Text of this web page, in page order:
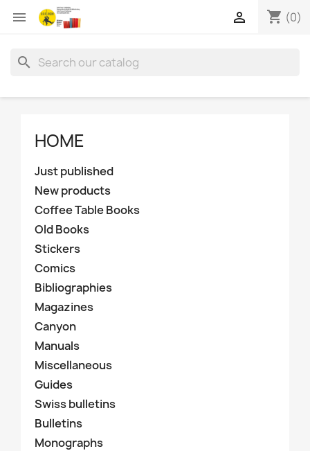
 shopping_cart (0)

search
HOME
Just published
New products
Coffee Table Books
Old Books
Stickers
Comics
Bibliographies
Magazines
Canyon
Manuals
Miscellaneous
Guides
Swiss bulletins
Bulletins
Monographs